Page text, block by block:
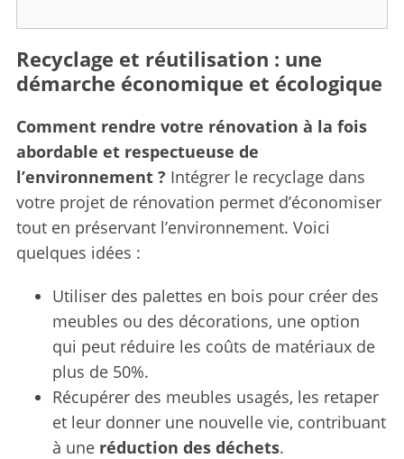
Recyclage et réutilisation : une
démarche économique et écologique
Comment rendre votre rénovation à la fois
abordable et respectueuse de
l’environnement ? Intégrer le recyclage dans
votre projet de rénovation permet d’économiser
tout en préservant l’environnement. Voici
quelques idées :
Utiliser des palettes en bois pour créer des
meubles ou des décorations, une option
qui peut réduire les coûts de matériaux de
plus de 50%.
Récupérer des meubles usagés, les retaper
et leur donner une nouvelle vie, contribuant
à une réduction des déchets.